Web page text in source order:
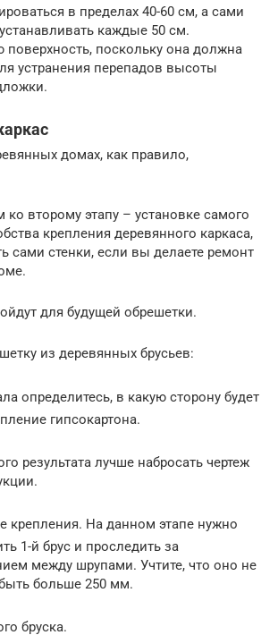
в пределах 40-60 см, а сами
каждые 50 см.
поверхность, поскольку она должна
устранения перепадов высоты
домах, как правило,
ко второму этапу – установке самого
крепления деревянного каркаса,
сами стенки, если вы делаете ремонт
для будущей обрешетки.
из деревянных брусьев:
определитесь, в какую сторону будет
гипсокартона.
результата лучше набросать чертеж
крепления. На данном этапе нужно
1-й брус и проследить за
между шрупами. Учтите, что оно не
больше 250 мм.
бруска.